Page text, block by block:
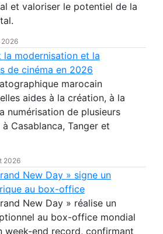
et valoriser le potentiel de la
2026
la modernisation et la
de cinéma en 2026
marocain
aides à la création, à la
numérisation de plusieurs
Casablanca, Tanger et
2026
New Day » signe un
au box-office
New Day » réalise un
au box-office mondial
week-end record, confirmant